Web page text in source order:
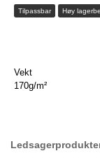
Tilpassbar Høy
Vekt
170g/m²